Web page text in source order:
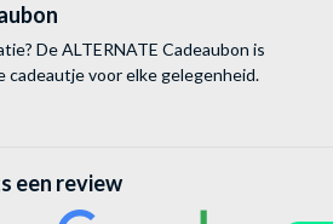
De ALTERNATE Cadeaubon is
cadeautje voor elke gelegenheid.
een review